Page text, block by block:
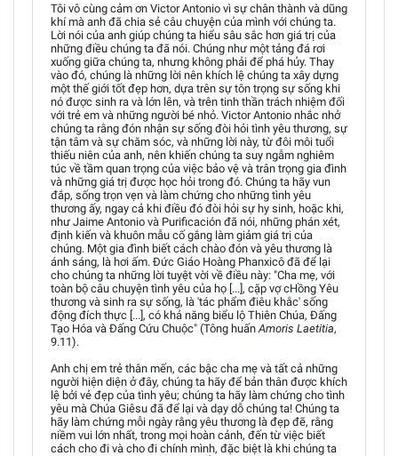
Tôi vô cùng cảm ơn Victor Antonio vì sự chân thành và dũng
khí mà anh đã chia sẻ câu chuyện của mình với chúng ta.
Lời nói của anh giúp chúng ta hiểu sâu sắc hơn giá trị của
những điều chúng ta đã nói. Chúng như một tảng đá rơi
xuống giữa chúng ta, nhưng không phải để phá hủy. Thay
vào đó, chúng là những lời nên khích lệ chúng ta xây dựng
một thế giới tốt đẹp hơn, dựa trên sự tôn trọng sự sống khi
nó được sinh ra và lớn lên, và trên tinh thần trách nhiệm đối
với trẻ em và những người bé nhỏ. Victor Antonio nhắc nhở
chúng ta rằng đón nhận sự sống đòi hỏi tình yêu thương, sự
tận tâm và sự chăm sóc, và những lời này, từ đôi môi tuổi
thiếu niên của anh, nên khiến chúng ta suy ngẫm nghiêm
túc về tầm quan trọng của việc bảo vệ và trân trọng gia đình
và những giá trị được học hỏi trong đó. Chúng ta hãy vun
đắp, sống trọn vẹn và làm chứng cho những tình yêu
thương ấy, ngay cả khi điều đó đòi hỏi sự hy sinh, hoặc khi,
như Jaime Antonio và Purificación đã nói, những phán xét,
định kiến và khuôn mẫu cố gắng làm giảm giá trị của
chúng. Một gia đình biết cách chào đón và yêu thương là
ánh sáng, là hơi ấm. Đức Giáo Hoàng Phanxicô đã để lại
cho chúng ta những lời tuyệt vời về điều này: "Cha mẹ, với
toàn bộ câu chuyện tình yêu của họ [...], cặp vợ cHồng Yêu
thương và sinh ra sự sống, là 'tác phẩm điêu khắc' sống
động đích thực [...], có khả năng biểu lộ Thiên Chúa, Đấng
Tạo Hóa và Đấng Cứu Chuộc" (Tông huấn Amoris Laetitia,
9.11).
Anh chị em trẻ thân mến, các bậc cha mẹ và tất cả những
người hiện diện ở đây, chúng ta hãy để bản thân được khích
lệ bởi vẻ đẹp của tình yêu; chúng ta hãy làm chứng cho tình
yêu mà Chúa Giêsu đã để lại và dạy dỗ chúng ta! Chúng ta
hãy làm chứng mỗi ngày rằng yêu thương là đẹp đẽ, rằng
niềm vui lớn nhất, trong mọi hoàn cảnh, đến từ việc biết
cách cho đi và cho đi chính mình, đặc biệt là khi chúng ta